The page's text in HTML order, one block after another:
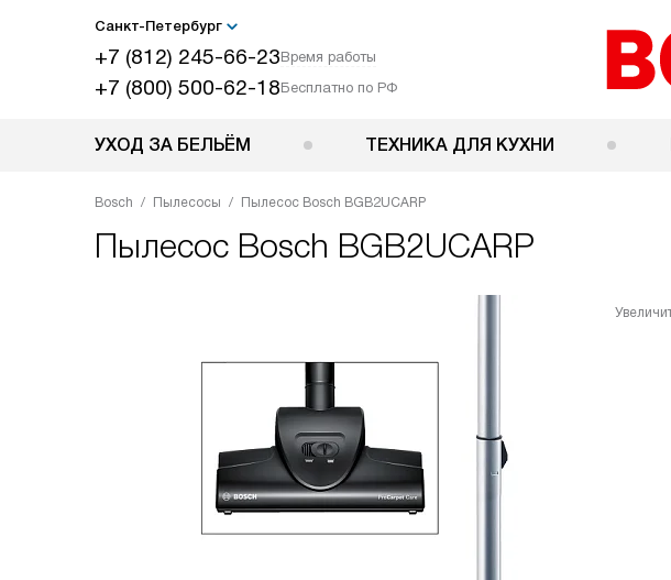
Санкт-Петербург
+7 (812) 245-66-23Время работы
+7 (800) 500-62-18Бесплатно по РФ
УХОД ЗА БЕЛЬЁМ ТЕХНИКА ДЛЯ КУХНИ
Bosch Пылесосы Пылесос Bosch BGB2UCARP
Пылесос Bosch BGB2UCARP